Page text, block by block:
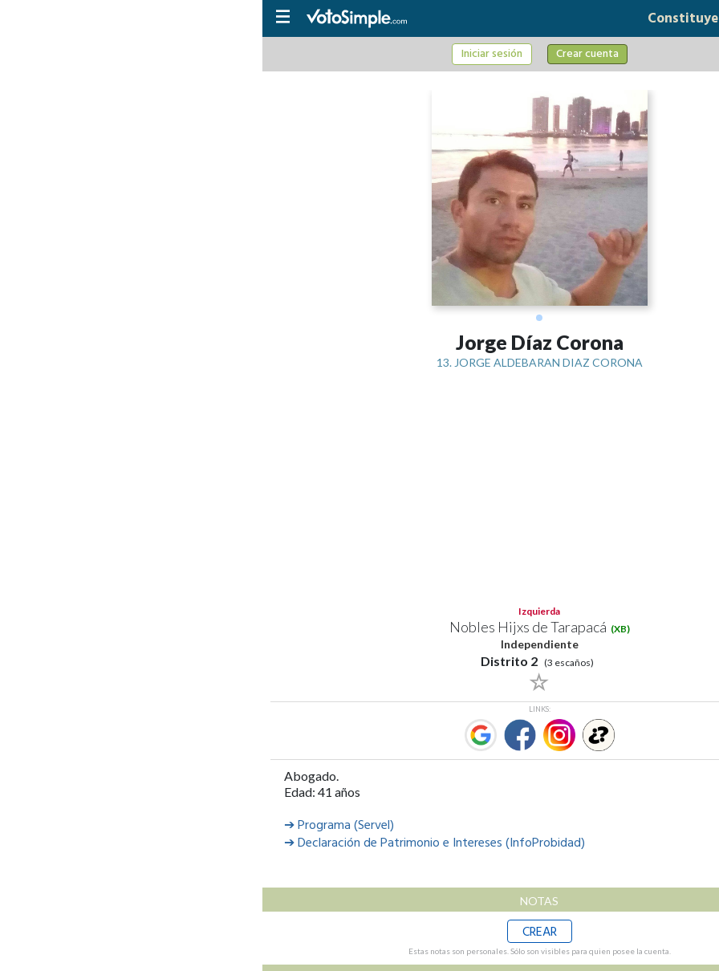
Iniciar sesión Crear cuenta
Jorge Díaz Corona
13. JORGE ALDEBARAN DIAZ CORONA
Izquierda
Nobles Hijxs de Tarapacá (XB)
Independiente
Distrito 2 (3 escaños)
LINKS:
Abogado.
Edad: 41 años
➔ Programa (Servel)
➔ Declaración de Patrimonio e Intereses (InfoProbidad)
NOTAS
CREAR
Estas notas son personales. Sólo son visibles para quien posee la cuenta.